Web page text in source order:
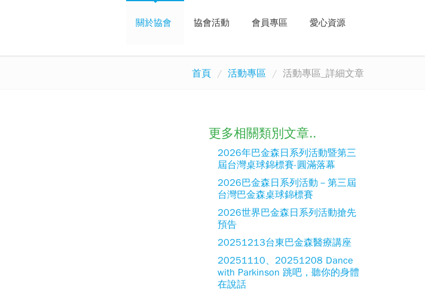
關於協會 協會活動 會員專區 愛心資源
首頁 活動專區 活動專區_詳細文章
更多相關類別文章..
2026年巴金森日系列活動暨第三
屆台灣桌球錦標賽-圓滿落幕
2026巴金森日系列活動－第三屆
台灣巴金森桌球錦標賽
2026世界巴金森日系列活動搶先
預告
20251213台東巴金森醫療講座
20251110、20251208 Dance
with Parkinson 跳吧，聽你的身體
在說話